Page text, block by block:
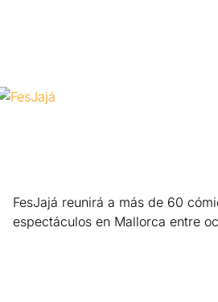
FesJajá reunirá a más de 60
espectáculos en Mallorca entre